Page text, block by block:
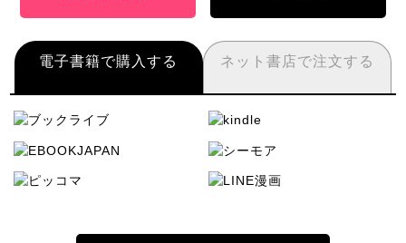
電子書籍で購入する ネット書店で注文する